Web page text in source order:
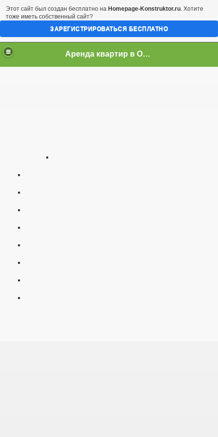
Аренда квартир в Одессе
Этот сайт был создан бесплатно на Homepage-Konstruktor.ru. Хотите
тоже иметь собственный сайт?
ЗАРЕГИСТРИРОВАТЬСЯ БЕСПЛАТНО